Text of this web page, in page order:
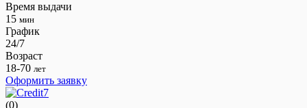
Время выдачи
15 мин
График
24/7
Возраст
18-70 лет
Оформить заявку
(0)